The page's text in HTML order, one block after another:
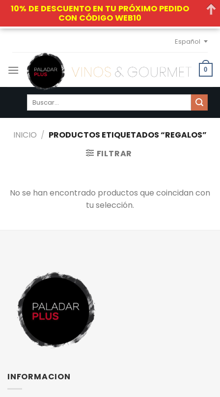
Skip
content
Español
0
Buscar
INICIO / PRODUCTOS ETIQUETADOS “REGALOS”
FILTRAR
No se han encontrado productos que coincidan con
tu selección.
INFORMACION
10% DE DESCUENTO EN TU PRÓXIMO PEDIDO
CON CÓDIGO WEB10